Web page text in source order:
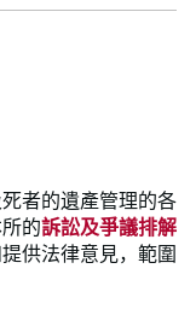
者的遺產管理的各
的訴訟及爭議排解
供法律意見，範圍